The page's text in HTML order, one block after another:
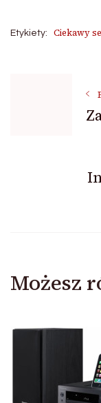
Etykiety: Ciekawy
Możesz